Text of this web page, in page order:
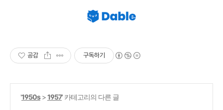
공감 구독하기
'1950s>1957' 카테고리의 다른 글